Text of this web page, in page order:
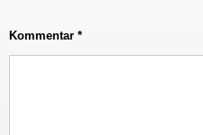
Kommentar *